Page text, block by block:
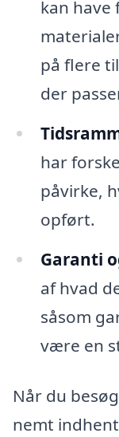
kan have
på flere
der
har
påvirke,
opført.
Garanti
af hvad
såsom
være en
Når du
nemt